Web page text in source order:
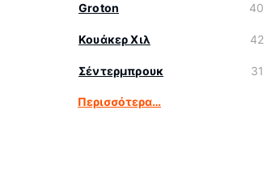
Groton 40
Κουάκερ Χιλ 42
Σέντερμπρουκ 31
Περισσότερα…